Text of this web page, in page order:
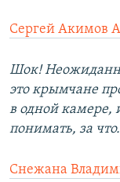
Сергей Акимов
Шок!
это крымчане
в одной камере,
понимать, за что.
Снежана